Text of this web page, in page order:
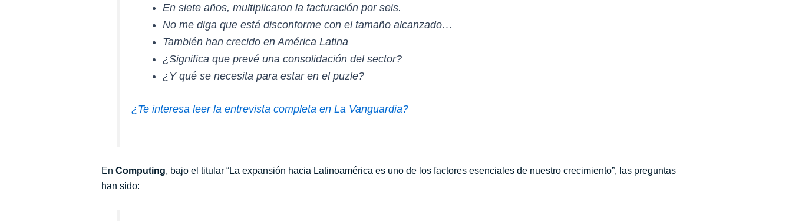
En siete años, multiplicaron la facturación por seis.
No me diga queestá disconforme con el tamaño alcanzado…
También han crecido en América Latina
¿Significa que prevé una consolidación del sector?
¿Y qué se necesita para estar en el puzle?
¿Te interesa leer la entrevista completa en La Vanguardia?
En Computing, bajo el titular “La expansión hacia Latinoamérica es uno de los factores esenciales de nuestro crecimiento”, las preguntas
han sido: